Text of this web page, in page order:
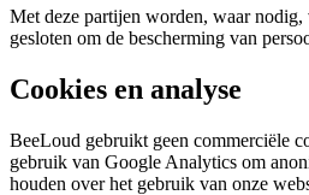
Met deze partijen worden, waar nodig,
gesloten om de bescherming van
Cookies en analyse
BeeLoud gebruikt geen commerciële
gebruik van Google Analytics om
houden over het gebruik van onze